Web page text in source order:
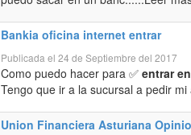
Bankia oficina internet entrar
Publicada el 24 de Septiembre del 2017
Como puedo hacer para ✅ entrar
Tengo que ir a la sucursal a pedir
Union Financiera Asturiana